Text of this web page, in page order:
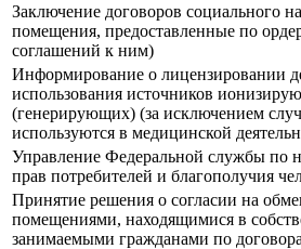
Заключение договоров социального
помещения, предоставленные по
соглашений к ним)
Информирование о лицензировании
использования источников
(генерирующих) (за исключением
используются в медицинской
Управление Федеральной службы по
прав потребителей и благополучия
Принятие решения о согласии на
помещениями, находящимися в
занимаемыми гражданами по